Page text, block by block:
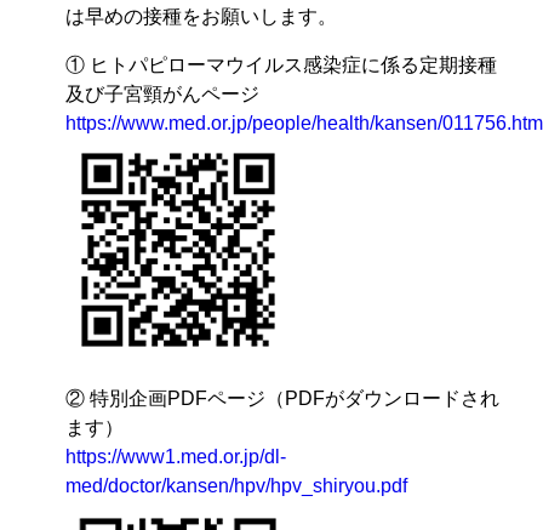
は早めの接種をお願いします。
① ヒトパピローマウイルス感染症に係る定期接種
及び子宮頸がんページ
https://www.med.or.jp/people/health/kansen/
② 特別企画PDFページ（PDFがダウンロードされ
ます）
https://www1.med.or.jp/dl-
med/doctor/kansen/hpv/hpv_shiryou.pdf